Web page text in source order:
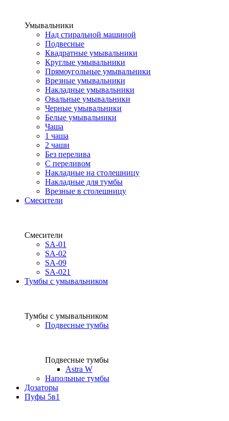
Умывальники
Над стиральной машиной
Подвесные
Квадратные умывальники
Круглые умывальники
Прямоугольные умывальники
Врезные умывальники
Накладные умывальники
Овальные умывальники
Черные умывальники
Белые умывальники
Чаша
1 чаша
2 чаши
Без перелива
С переливом
Накладные на столешницу
Накладные для тумбы
Врезные в столешницу
Смесители
Смесители
SA-01
SA-02
SA-09
SA-021
Тумбы с умывальником
Тумбы с умывальником
Подвесные тумбы
Подвесные тумбы
Astra W
Напольные тумбы
Дозаторы
Пуфы 5в1